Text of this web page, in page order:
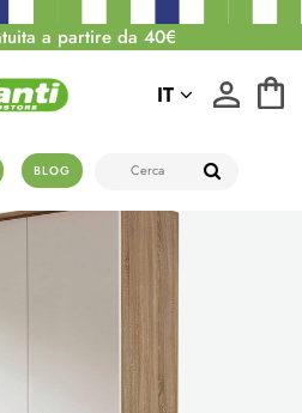
a partire da 40€
BLOG
IT